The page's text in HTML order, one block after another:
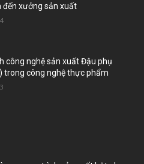
đến xưởng sản xuất
công nghệ sản xuất Đậu phụ
trong công nghệ thực phẩm